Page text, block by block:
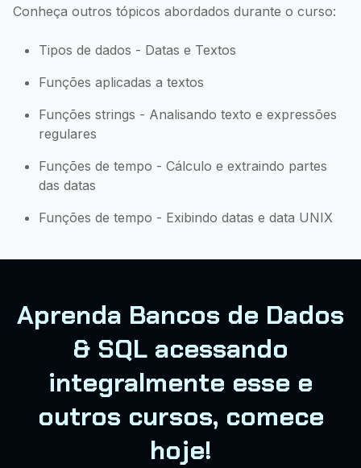
Conheça outros tópicos abordados durante o curso:
Tipos de dados - Datas e Textos
Funções aplicadas a textos
Funções strings - Analisando texto e expressões
regulares
Funções de tempo - Cálculo e extraindo partes
das datas
Funções de tempo - Exibindo datas e data UNIX
Aprenda Bancos de Dados
& SQL acessando
integralmente esse e
outros cursos, comece
hoje!